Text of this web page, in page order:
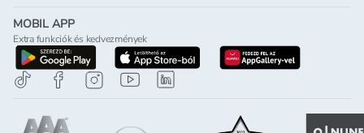
MOBIL APP
Extra funkciók és kedvezmények
letöltés a google-play-rölletöltés az app-store-ból
letöltés